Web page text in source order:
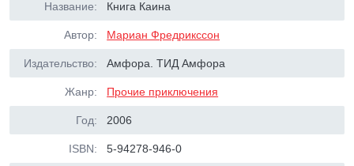
Название: Книга Каина
Автор: Мариан Фредрикссон
Издательство: Амфора. ТИД Амфора
Жанр: Прочие приключения
Год: 2006
ISBN: 5-94278-946-0